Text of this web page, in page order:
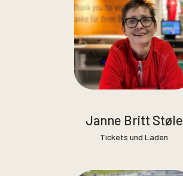
Janne Britt Støle
Tickets und Laden